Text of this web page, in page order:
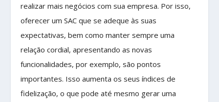
realizar mais negócios com sua empresa. Por isso,
oferecer um SAC que se adeque às suas
expectativas, bem como manter sempre uma
relação cordial, apresentando as novas
funcionalidades, por exemplo, são pontos
importantes. Isso aumenta os seus índices de
fidelização, o que pode até mesmo gerar uma